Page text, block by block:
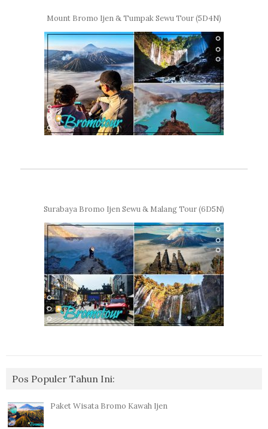
Mount Bromo Ijen & Tumpak Sewu Tour (5D4N)
Surabaya Bromo Ijen Sewu & Malang Tour (6D5N)
Pos Populer Tahun Ini:
Paket Wisata Bromo Kawah Ijen